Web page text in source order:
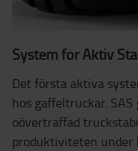
System för Aktiv
Det första aktiva
hos gaffeltruckar.
oöverträffad
produktiviteten under